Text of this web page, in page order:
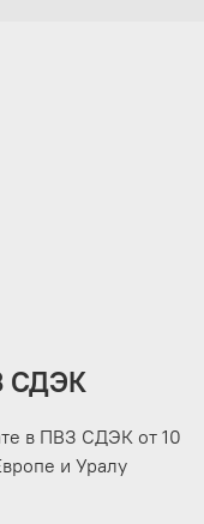
СДЭК
в ПВЗ СДЭК от 10
и Уралу